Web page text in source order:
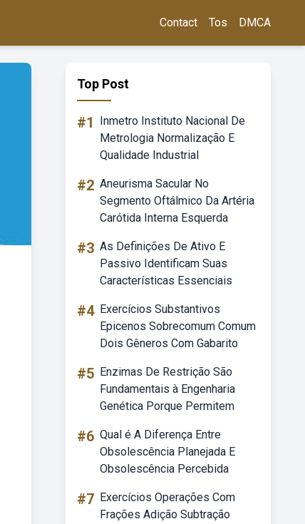
Contact Tos DMCA
Top Post
#1
Inmetro Instituto Nacional De
Metrologia Normalização E
Qualidade Industrial
#2 Aneurisma Sacular No
Segmento Oftálmico Da Artéria
Carótida Interna Esquerda
#3 As Definições De Ativo E
Passivo Identificam Suas
Características Essenciais
#4 Exercícios Substantivos
Epicenos Sobrecomum Comum
Dois Gêneros Com Gabarito
#5 Enzimas De Restrição São
Fundamentais à Engenharia
Genética Porque Permitem
#6 Qual é A Diferença Entre
Obsolescência Planejada E
Obsolescência Percebida
#7 Exercícios Operações Com
Frações Adição Subtração